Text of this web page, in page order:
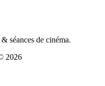
séances de cinéma.
2026